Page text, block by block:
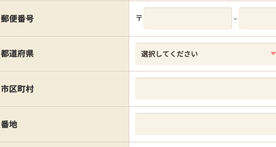
郵便番号 〒 -
都道府県
市区町村
番地